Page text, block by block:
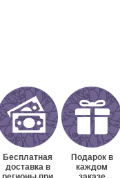
Бесплатная
доставка в
Подарок в
каждом